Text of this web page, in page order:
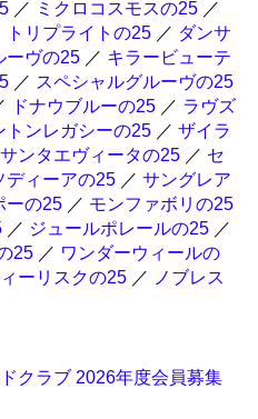
／ ミクロコスモスの25 ／
トリプライトの25 ／ ダンサ
ーヴの25 ／ キラービューテ
／ スペシャルグルーヴの25
ドナウブルーの25 ／ ラヴズ
トンレガシーの25 ／ ザイラ
サンタエヴィータの25 ／ セ
ディーアの25 ／ サングレア
ーの25 ／ モンファボリの25
／ ジュールポレールの25 ／
25 ／ ワンダーウィールの
ーリスクの25 ／ ノブレス
クラブ 2026年度会員募集